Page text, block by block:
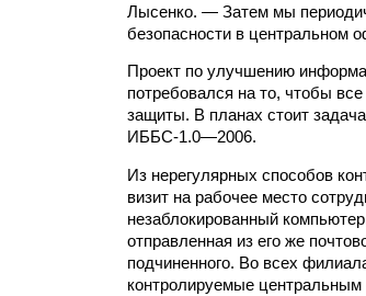
Лысенко. — Затем мы
безопасности в центральном
Проект по улучшению
потребовался на то, чтобы
защиты. В планах стоит
ИББС-1.0—2006.
Из нерегулярных способов
визит на рабочее место
незаблокированный
отправленная из его же
подчиненного. Во всех
контролируемые центральным